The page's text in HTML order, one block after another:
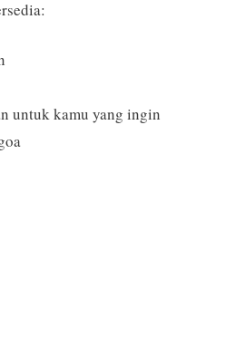
untuk kamu yang ingin